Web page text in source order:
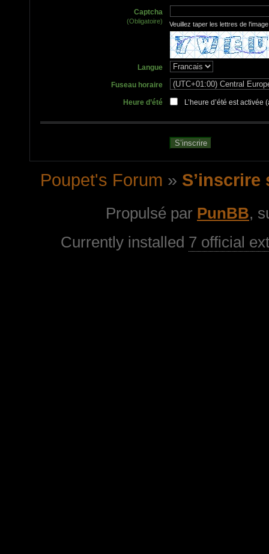
Captcha
(Obligatoire) Veuillez taper les lettres de
Langue
Fuseau horaire
Heure d’été L’heure d’été est activée
Poupet's Forum »
Propulsé par PunBB,
Currently installed 7 official